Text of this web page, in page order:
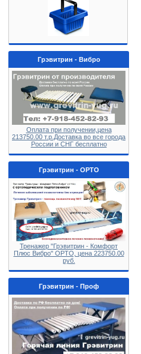
Грэвитрин - Вибро
Оплата при получении,цена
213750.00 т.р.Доставка во все города
России и СНГ бесплатно
Грэвитрин - ОРТО
Тренажер "Грэвитрин - Комфорт
Плюс Вибро" ОРТО, цена 223750.00
руб.
Грэвитрин - Проф